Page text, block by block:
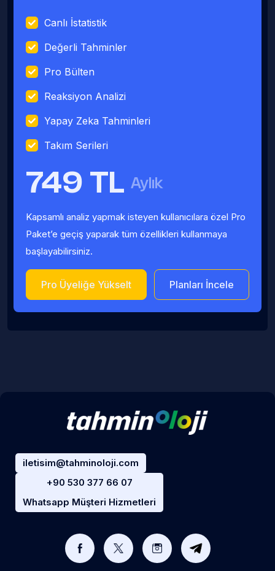
Canlı İstatistik
Değerli Tahminler
Pro Bülten
Reaksiyon Analizi
Yapay Zeka Tahminleri
Takım Serileri
749 TL Aylık
Kapsamlı analiz yapmak isteyen kullanıcılara özel Pro
Paket’e geçiş yaparak tüm özellikleri kullanmaya
başlayabilirsiniz.
Pro Üyeliğe Yükselt Planları İncele
iletisim@tahminoloji.com
+90 530 377 66 07
Whatsapp Müşteri Hizmetleri